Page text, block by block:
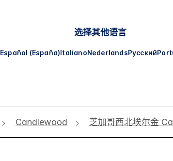
选择其他语言
Español (España)ItalianoNederlandsРусский
Candlewood 芝加哥西北埃尔金